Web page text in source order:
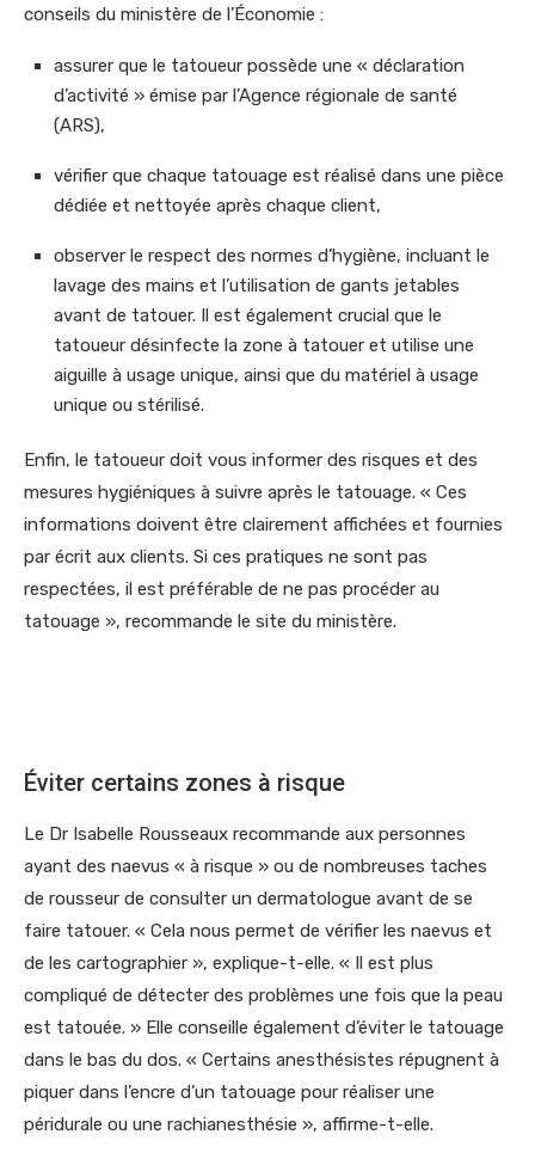
conseils du ministère de l’Économie :
assurer que le tatoueur possède une « déclaration
d’activité » émise par l’Agence régionale de santé
(ARS),
vérifier que chaque tatouage est réalisé dans une pièce
dédiée et nettoyée après chaque client,
observer le respect des normes d’hygiène, incluant le
lavage des mains et l’utilisation de gants jetables
avant de tatouer. Il est également crucial que le
tatoueur désinfecte la zone à tatouer et utilise une
aiguille à usage unique, ainsi que du matériel à usage
unique ou stérilisé.
Enfin, le tatoueur doit vous informer des risques et des
mesures hygiéniques à suivre après le tatouage. « Ces
informations doivent être clairement affichées et fournies
par écrit aux clients. Si ces pratiques ne sont pas
respectées, il est préférable de ne pas procéder au
tatouage », recommande le site du ministère.
Éviter certains zones à risque
Le Dr Isabelle Rousseaux recommande aux personnes
ayant des naevus « à risque » ou de nombreuses taches
de rousseur de consulter un dermatologue avant de se
faire tatouer. « Cela nous permet de vérifier les naevus et
de les cartographier », explique-t-elle. « Il est plus
compliqué de détecter des problèmes une fois que la peau
est tatouée. » Elle conseille également d’éviter le tatouage
dans le bas du dos. « Certains anesthésistes répugnent à
piquer dans l’encre d’un tatouage pour réaliser une
péridurale ou une rachianesthésie », affirme-t-elle.